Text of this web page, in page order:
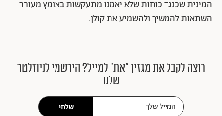
המינית שכנגד כוחות שלא יאמנו מתעקשות באומץ מעורר
השתאות להמשיך ולהשמיע את קולן.
רוצה לקבל את מגזין ״את״ למייל? הירשמי לניוזלטר
שלנו
שלחי